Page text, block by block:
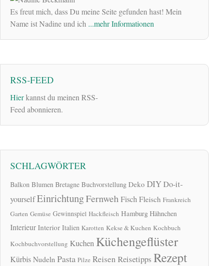
Es freut mich, dass Du meine Seite gefunden hast! Mein
Name ist Nadine und ich ...mehr Informationen
RSS-FEED
Hierkannst du meinen RSS-
Feed abonnieren.
SCHLAGWÖRTER
Balkon Blumen Bretagne Buchvorstellung Deko DIYDo-it-
yourselfEinrichtungFernwehFischFleisch Frankreich
Garten Gemüse Gewinnspiel Hackfleisch Hamburg Hähnchen
Interieur Interior Italien Karotten Kekse & Kuchen Kochbuch
Kochbuchvorstellung Kuchen Küchengeflüster
KürbisNudeln Pasta Pilze Reisen Reisetipps Rezept